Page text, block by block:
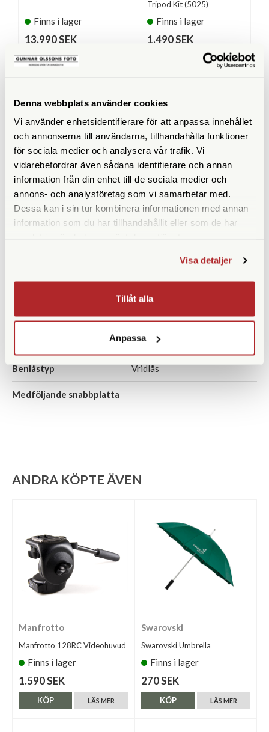
Denna webbplats använder cookies
Vi använder enhetsidentifierare för att anpassa innehållet
och annonserna till användarna, tillhandahålla funktioner
för sociala medier och analysera vår trafik. Vi
vidarebefordrar även sådana identifierare och annan
information från din enhet till de sociala medier och
annons- och analysföretag som vi samarbetar med.
Dessa kan i sin tur kombinera informationen med annan
information som du har tillhandahållit eller som de har
Visa detaljer
Tillåt alla
Anpassa
Finns i lager
13.990 SEK
KÖP
Tripod Kit (5025)
Finns i lager
1.490 SEK
LÄS MER
SPECIFIKATIONER
Maxhöjd med mittpelare
(cm)
162
Maxhöjd utan mittpelare
(cm)
134
Bensektioner 4 st
1860
Benlåstyp Vridlås
Medföljande snabbplatta
ANDRA KÖPTE ÄVEN
Manfrotto
Manfrotto 128RC Videohuvud
Finns i lager
1.590 SEK
LÄS MER
KÖP
Swarovski
Swarovski Umbrella
Finns i lager
270 SEK
LÄS MER
KÖP